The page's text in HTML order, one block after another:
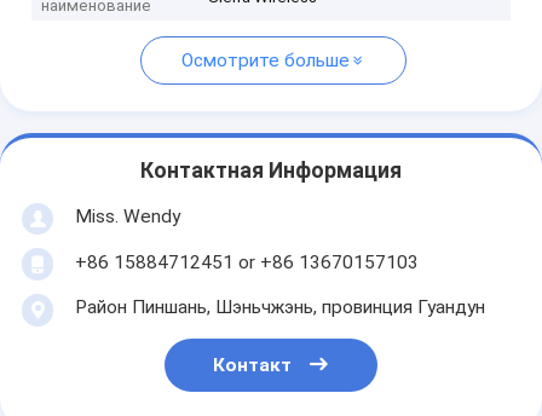
наименование
Осмотрите больше
Контактная Информация
Miss. Wendy
+86 15884712451 or +86 13670157103
Район Пиншань, Шэньчжэнь, провинция Гуандун
Контакт